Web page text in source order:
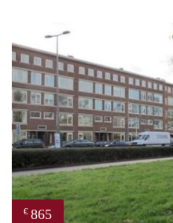
€ 865